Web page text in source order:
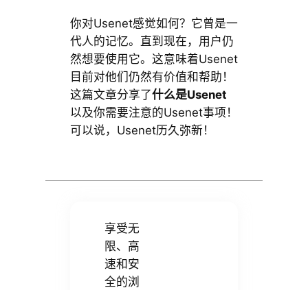
你对Usenet感觉如何？它曾是一
代人的记忆。直到现在，用户仍
然想要使用它。这意味着Usenet
目前对他们仍然有价值和帮助！
这篇文章分享了什么是Usenet
以及你需要注意的Usenet事项！
可以说，Usenet历久弥新！
享受无
限、高
速和安
全的浏